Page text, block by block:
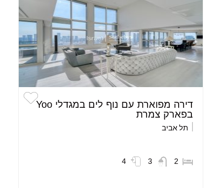
דירה מפוארת עם נוף לים במגדלי Yoo
בפארק צמרת
תל אביב
2
3
4